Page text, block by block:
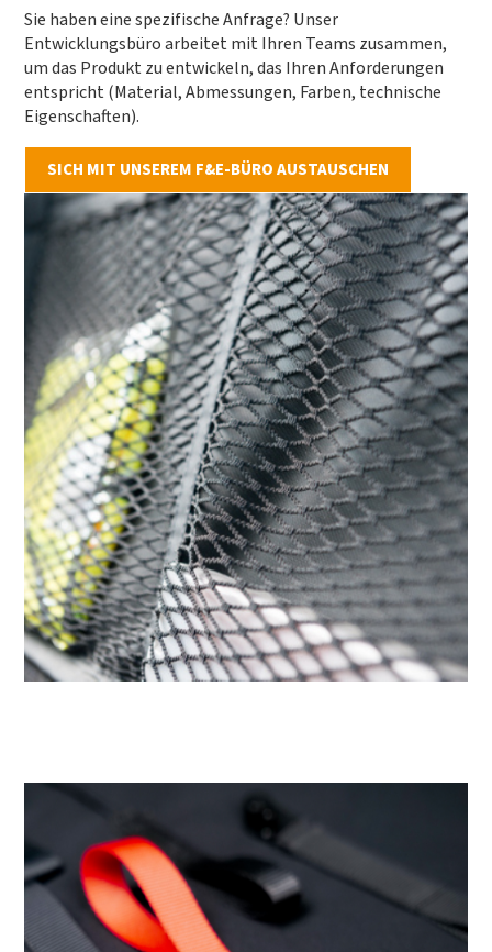
Sie haben eine spezifische Anfrage? Unser
Entwicklungsbüro arbeitet mit Ihren Teams zusammen,
um das Produkt zu entwickeln, das Ihren Anforderungen
entspricht (Material, Abmessungen, Farben, technische
Eigenschaften).
SICH MIT UNSEREM F&E-BÜRO AUSTAUSCHEN